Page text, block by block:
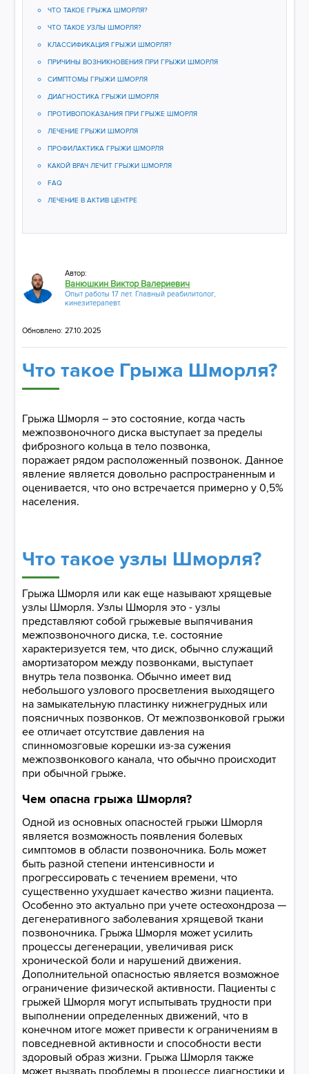
​​​​​​​ЧТО ТАКОЕ ГРЫЖА ШМОРЛЯ?
ЧТО ТАКОЕ УЗЛЫ ШМОРЛЯ?
КЛАССИФИКАЦИЯ ГРЫЖИ ШМОРЛЯ?
​​​​​​​ПРИЧИНЫ ВОЗНИКНОВЕНИЯ ПРИ ГРЫЖИ ШМОРЛЯ
СИМПТОМЫ ГРЫЖИ ШМОРЛЯ
ДИАГНОСТИКА ГРЫЖИ ШМОРЛЯ
ПРОТИВОПОКАЗАНИЯ ПРИ ГРЫЖЕ ШМОРЛЯ
ЛЕЧЕНИЕ ГРЫЖИ ШМОРЛЯ
ПРОФИЛАКТИКА ГРЫЖИ ШМОРЛЯ
КАКОЙ ВРАЧ ЛЕЧИТ ГРЫЖИ ШМОРЛЯ
FAQ
ЛЕЧЕНИЕ В АКТИВ ЦЕНТРЕ
Автор:
Ванюшкин Виктор Валериевич
Опыт работы 17 лет. Главный реабилитолог,
кинезитерапевт.
Обновлено: 27.10.2025
​​​​​​​Что такое Грыжа Шморля?
Грыжа Шморля – это состояние, когда часть
межпозвоночного диска выступает за пределы
фиброзного кольца в тело позвонка,
поражает рядом расположенный позвонок. Данное
явление является довольно распространенным и
оценивается, что оно встречается примерно у 0,5%
населения.
Что такое узлы Шморля?
Грыжа Шморля или как еще называют хрящевые
узлы Шморля. Узлы Шморля это - узлы
представляют собой грыжевые выпячивания
межпозвоночного диска, т.е. состояние
характеризуется тем, что диск, обычно служащий
амортизатором между позвонками, выступает
внутрь тела позвонка. Обычно имеет вид
небольшого узлового просветления выходящего
на замыкательную пластинку нижнегрудных или
поясничных позвонков. От межпозвонковой грыжи
ее отличает отсутствие давления на
спинномозговые корешки из-за сужения
межпозвонкового канала, что обычно происходит
при обычной грыже.
Чем опасна грыжа Шморля?
Одной из основных опасностей грыжи Шморля
является возможность появления болевых
симптомов в области позвоночника. Боль может
быть разной степени интенсивности и
прогрессировать с течением времени, что
существенно ухудшает качество жизни пациента.
Особенно это актуально при учете остеохондроза —
дегенеративного заболевания хрящевой ткани
позвоночника. Грыжа Шморля может усилить
процессы дегенерации, увеличивая риск
хронической боли и нарушений движения.
Дополнительной опасностью является возможное
ограничение физической активности. Пациенты с
грыжей Шморля могут испытывать трудности при
выполнении определенных движений, что в
конечном итоге может привести к ограничениям в
повседневной активности и способности вести
здоровый образ жизни. Грыжа Шморля также